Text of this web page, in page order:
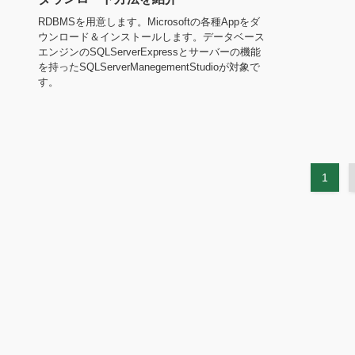
RDBMSを用意します。Microsoftの各種Appをダ
ウンロード＆インストールします。データベース
エンジンのSQLServerExpressとサーバーの機能
を持ったSQLServerManegementStudioが対象で
す。
1